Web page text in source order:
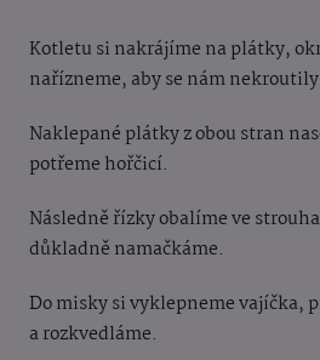
Kotletu si nakrájíme na plátky,
nařízneme, aby se nám
Naklepané plátky z obou stran
potřeme hořčicí.
Následně řízky obalíme ve
důkladně namačkáme.
Do misky si vyklepneme vajíčka,
a rozkvedláme.